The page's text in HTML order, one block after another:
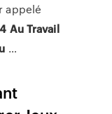
appelé
4 AuTravail
…